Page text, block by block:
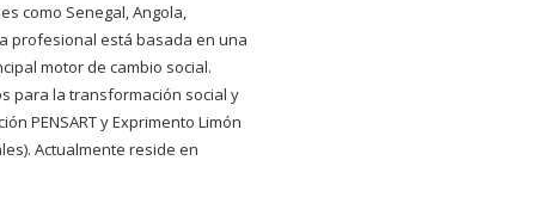
como Senegal, Angola,
profesional está basada en una
motor de cambio social.
para la transformación social y
PENSART y Exprimento Limón
Actualmente reside en